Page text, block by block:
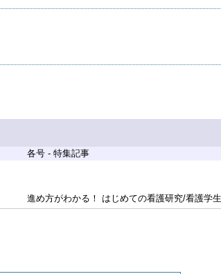
各号 - 特集記事
進め方がわかる！ はじめての看護研究/看護学生がまず知っておくべきこと